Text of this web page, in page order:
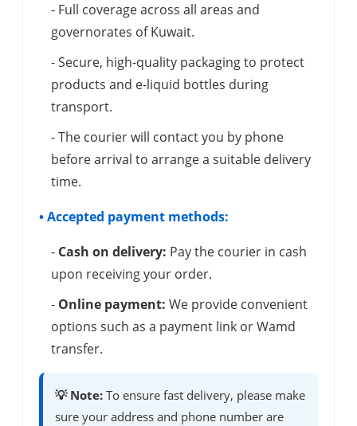
- Full coverage across all areas and
governorates of Kuwait.
- Secure, high-quality packaging to protect
products and e-liquid bottles during
transport.
- The courier will contact you by phone
before arrival to arrange a suitable delivery
time.
• Accepted payment methods:
- Cash on delivery: Pay the courier in cash
upon receiving your order.
- Online payment: We provide convenient
options such as a payment link or Wamd
transfer.
💡 Note: To ensure fast delivery, please make
sure your address and phone number are